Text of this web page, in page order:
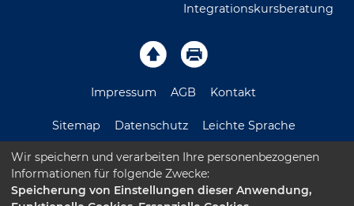
Integrationskursberatung
Impressum AGB Kontakt
Sitemap Datenschutz Leichte Sprache
Barrierefreiheitserklärung
Wir speichern und verarbeiten Ihre personenbezogenen
Informationen für folgende Zwecke:
Speicherung von Einstellungen dieser Anwendung,